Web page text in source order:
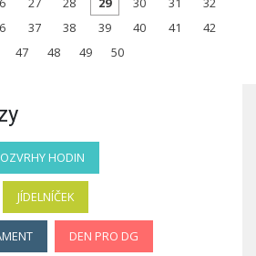
37 38 39 40 41
42
47 48 49 50
HODIN
JÍDELNÍČEK
DEN PRO DG